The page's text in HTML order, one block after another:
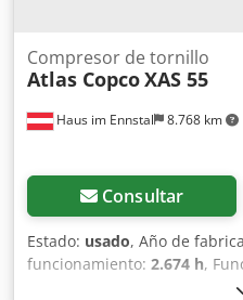
Haus im Ennstal 8.768 km
Compresor de tornillo
Atlas CopcoXAS 55
Consultar
Estado: usado, Año de
funcionamiento: 2.674 h,
, Atlas Copco XAS